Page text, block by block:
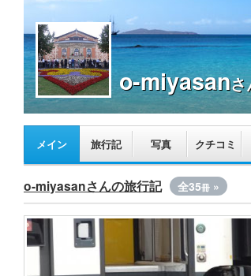
o-miyasanさ
メイン 旅行記 写真 クチコミ
o-miyasanさんの旅行記 全35冊 »